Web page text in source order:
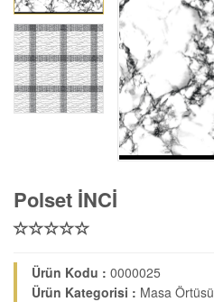
Polset İNCİ
Ürün Kodu : 0000025
Ürün Kategorisi : Masa Örtüsü